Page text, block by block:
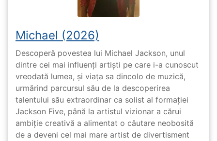
Michael (2026)
Descoperă povestea lui Michael Jackson, unul
dintre cei mai influenți artiști pe care i-a cunoscut
vreodată lumea, și viața sa dincolo de muzică,
urmărind parcursul său de la descoperirea
talentului său extraordinar ca solist al formației
Jackson Five, până la artistul vizionar a cărui
ambiție creativă a alimentat o căutare neobosită
de a deveni cel mai mare artist de divertisment